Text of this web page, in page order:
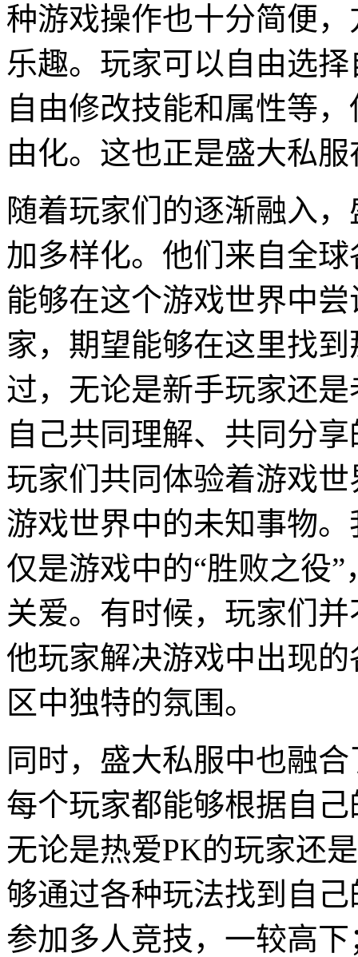
种游戏操作也十分简便
乐趣。玩家可以自由选
自由修改技能和属性等
由化。这也正是盛大私
随着玩家们的逐渐融入
加多样化。他们来自全
能够在这个游戏世界中
家，期望能够在这里找
过，无论是新手玩家还
自己共同理解、共同分
玩家们共同体验着游戏
游戏世界中的未知事物
仅是游戏中的“胜败之役
关爱。有时候，玩家们
他玩家解决游戏中出现
区中独特的氛围。
同时，盛大私服中也融
每个玩家都能够根据自
无论是热爱PK的玩家还
够通过各种玩法找到自
参加多人竞技，一较高